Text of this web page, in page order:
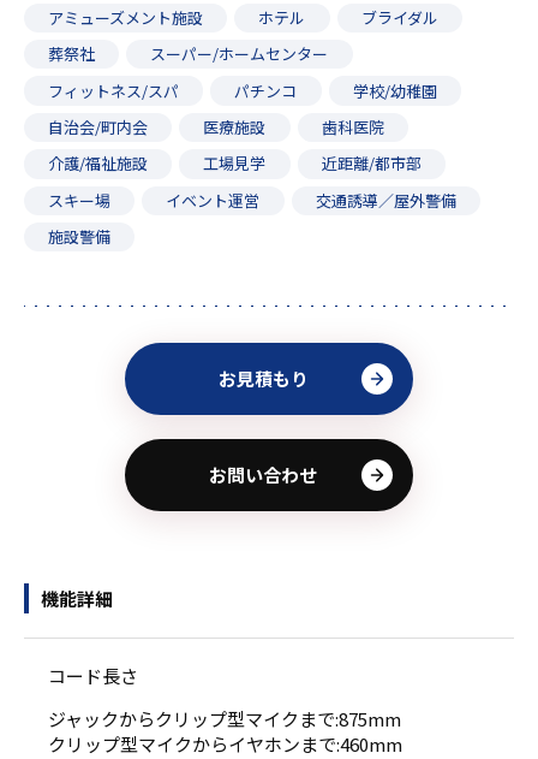
アミューズメント施設
ホテル
ブライダル
葬祭社
スーパー/ホームセンター
フィットネス/スパ
パチンコ
学校/幼稚園
自治会/町内会
医療施設
歯科医院
介護/福祉施設
工場見学
近距離/都市部
スキー場
イベント運営
交通誘導／屋外警備
施設警備
お見積もり
お問い合わせ
機能詳細
コード長さ
ジャックからクリップ型マイクまで:875mm
クリップ型マイクからイヤホンまで:460mm